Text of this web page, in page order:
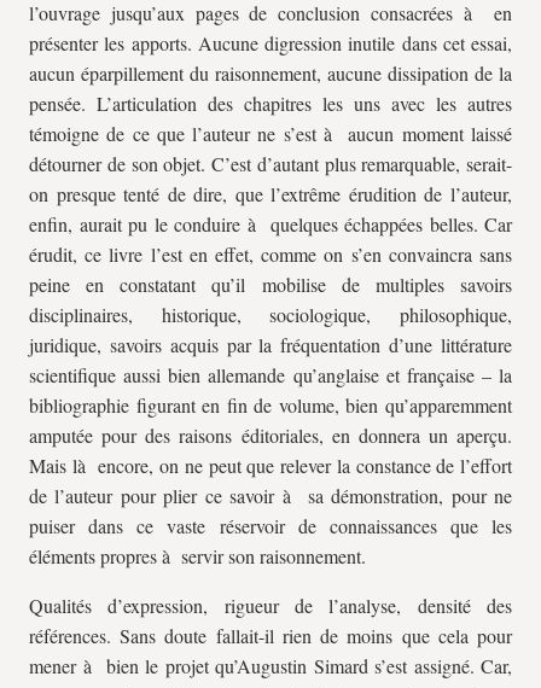
l’ouvrage jusqu’aux pages de conclusion consacrées à en
présenter les apports. Aucune digression inutile dans cet essai,
aucun éparpillement du raisonnement, aucune dissipation de la
pensée. L’articulation des chapitres les uns avec les autres
témoigne de ce que l’auteur ne s’est à aucun moment laissé
détourner de son objet. C’est d’autant plus remarquable, serait-
on presque tenté de dire, que l’extrême érudition de l’auteur,
enfin, aurait pu le conduire à quelques échappées belles. Car
érudit, ce livre l’est en effet, comme on s’en convaincra sans
peine en constatant qu’il mobilise de multiples savoirs
disciplinaires, historique, sociologique, philosophique,
juridique, savoirs acquis par la fréquentation d’une littérature
scientifique aussi bien allemande qu’anglaise et française – la
bibliographie figurant en fin de volume, bien qu’apparemment
amputée pour des raisons éditoriales, en donnera un aperçu.
Mais là encore, on ne peut que relever la constance de l’effort
de l’auteur pour plier ce savoir à sa démonstration, pour ne
puiser dans ce vaste réservoir de connaissances que les
éléments propres à servir son raisonnement.
Qualités d’expression, rigueur de l’analyse, densité des
références. Sans doute fallait-il rien de moins que cela pour
mener à bien le projet qu’Augustin Simard s’est assigné. Car,